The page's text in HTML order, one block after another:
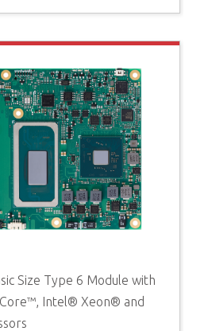
Size Type 6 Module with
Intel® Xeon® and